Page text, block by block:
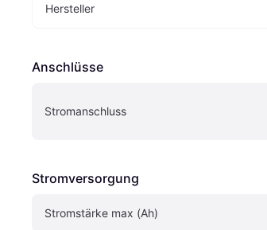
Hersteller
Anschlüsse
Stromanschluss
Stromversorgung
Stromstärke max (Ah)